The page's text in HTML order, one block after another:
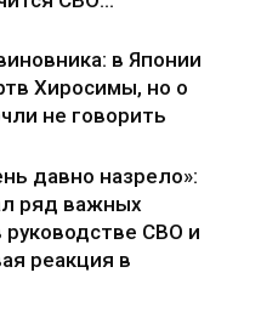
в Японии
Хиросимы, но о
не говорить
давно назрело»:
ряд важных
руководстве СВО и
реакция в